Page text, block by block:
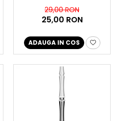
29,00 RON
25,00 RON
ADAUGA IN COS